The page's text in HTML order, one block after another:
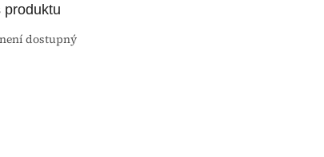
produktu
dostupný